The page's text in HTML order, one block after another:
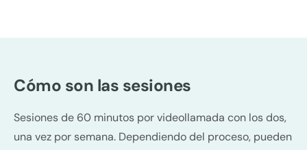
Cómo son las sesiones
Sesiones de 60 minutos por videollamada con los dos,
una vez por semana. Dependiendo del proceso, pueden